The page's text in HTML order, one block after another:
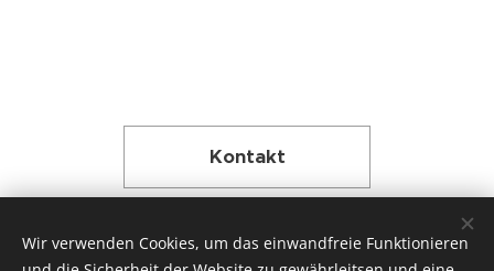
Kontakt
Wir verwenden Cookies, um das einwandfreie Funktionieren